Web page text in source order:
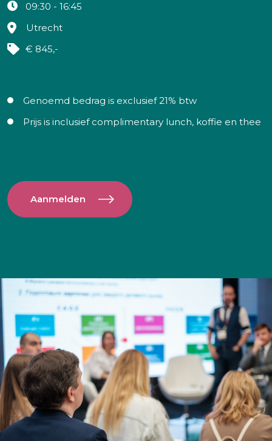
09:30 - 16:45
Utrecht
€ 845,-
Genoemd bedrag is exclusief 21% btw
Prijs is inclusief complimentary lunch, koffie en thee
Aanmelden